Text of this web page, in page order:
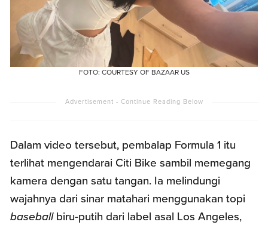
FOTO: COURTESY OF BAZAAR US
Dalam video tersebut, pembalap Formula 1 itu
terlihat mengendarai Citi Bike sambil memegang
kamera dengan satu tangan. Ia melindungi
wajahnya dari sinar matahari menggunakan topi
baseballbiru-putih dari label asal Los Angeles,